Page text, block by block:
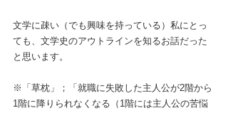
文学に疎い（でも興味を持っている）私にとっ
ても、文学史のアウトラインを知るお話だった
と思います。
※「草枕」；「就職に失敗した主人公が2階から
1階に降りられなくなる（1階には主人公の苦悩